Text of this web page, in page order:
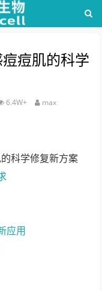
痘肌的科学
6.4W+ max
应用